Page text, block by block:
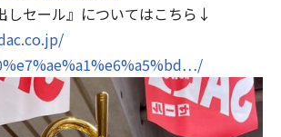
しセール』についてはこちら↓